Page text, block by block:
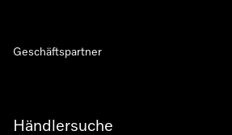
Händlersuche
Geschäftspartner